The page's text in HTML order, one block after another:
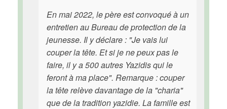
En mai 2022, le père est convoqué à un
entretien au Bureau de protection de la
jeunesse. Il y déclare : "Je vais lui
couper la tête. Et si je ne peux pas le
faire, il y a 500 autres Yazidis qui le
feront à ma place". Remarque : couper
la tête relève davantage de la "charia"
que de la tradition yazidie. La famille est